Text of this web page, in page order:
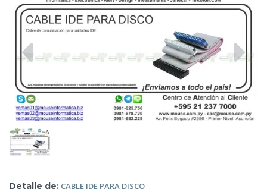
Detalle de: CABLE IDE PARA DISCO